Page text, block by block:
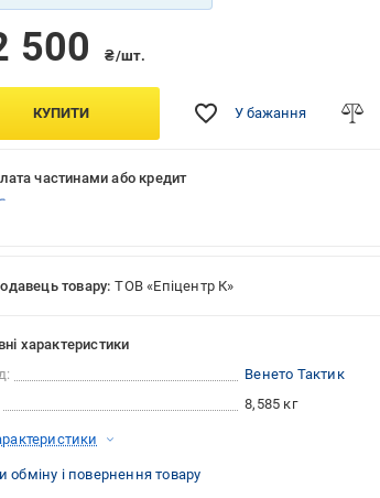
покупців
500 ₴/шт.
КУПИТИ У бажання
частинами або кредит
товару: ТОВ «Епіцентр К»
характеристики
Венето Тактик
8,585 кг
обміну і повернення товару